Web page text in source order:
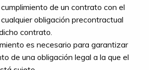
de un contrato con el
obligación precontractual
contrato.
es necesario para garantizar
de una obligación legal a la que el